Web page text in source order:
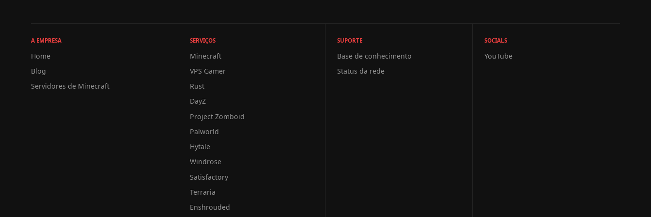
A EMPRESA
Home
Blog
Servidores de Minecraft
SERVIÇOS
Minecraft
VPS Gamer
Rust
DayZ
Project Zomboid
Palworld
Hytale
Windrose
Satisfactory
Terraria
Enshrouded
SUPORTE
Base de conhecimento
Status da rede
SOCIALS
YouTube